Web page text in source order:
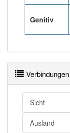
98%
korrekt
Genitiv
Verbindungen
Sicht
Ausland